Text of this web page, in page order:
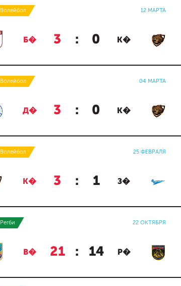
Волейбол 12 МАРТА
Б� 3 : 0 К�
Волейбол 04 МАРТА
Д� 3 : 0 К�
Волейбол 25 ФЕВРАЛЯ
К� 3 : 1 З�
Регби 22 ОКТЯБРЯ
В� 21 : 14 Р�